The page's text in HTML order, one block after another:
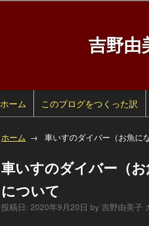
吉野由
ホーム このブログをつくった訳
検
介
の
テ
年
ホーム 車いすのダイバー（お魚に
車いすのダイバー（
について
投稿日: 2020年9月20日 by 吉野由美子